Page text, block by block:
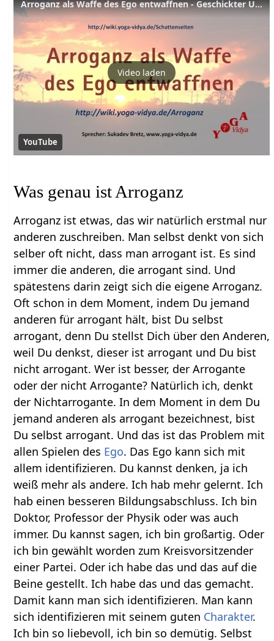
Arroganz als Waffe des Ego entwaffnen - Geschickter Umgang mit sich selbst
Video laden
YouTube
Was genau ist Arroganz
Arroganz ist etwas, das wir natürlich erstmal nur
anderen zuschreiben. Man selbst denkt von sich
selber oft nicht, dass man arrogant ist. Es sind
immer die anderen, die arrogant sind. Und
spätestens darin zeigt sich die eigene Arroganz.
Oft schon in dem Moment, indem Du jemand
anderen für arrogant hält, bist Du selbst
arrogant, denn Du stellst Dich über den Anderen,
weil Du denkst, dieser ist arrogant und Du bist
nicht arrogant. Wer ist besser, der Arrogante
oder der nicht Arrogante? Natürlich ich, denkt
der Nichtarrogante. In dem Moment in dem Du
jemand anderen als arrogant bezeichnest, bist
Du selbst arrogant. Und das ist das Problem mit
allen Spielen des Ego. Das Ego kann sich mit
allem identifizieren. Du kannst denken, ja ich
weiß mehr als andere. Ich hab mehr gelernt. Ich
hab einen besseren Bildungsabschluss. Ich bin
Doktor, Professor der Physik oder was auch
immer. Du kannst sagen, ich bin großartig. Oder
ich bin gewählt worden zum Kreisvorsitzender
einer Partei. Oder ich habe das und das auf die
Beine gestellt. Ich habe das und das gemacht.
Damit kann man sich identifizieren. Man kann
sich identifizieren mit seinem guten Charakter.
Ich bin so liebevoll, ich bin so demütig. Selbst